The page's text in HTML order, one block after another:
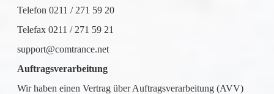
Telefon 0211 / 271 59 20
Telefax 0211 / 271 59 21
support@comtrance.net
Auftragsverarbeitung
Wir haben einen Vertrag über Auftragsverarbeitung (AVV)